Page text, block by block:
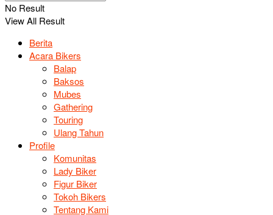
No Result
View All Result
Berita
Acara Bikers
Balap
Baksos
Mubes
Gathering
Touring
Ulang Tahun
Profile
Komunitas
Lady Biker
Figur Biker
Tokoh Bikers
Tentang Kami